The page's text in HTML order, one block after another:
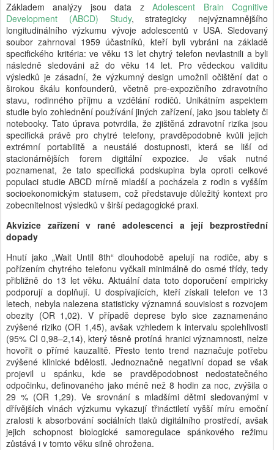
Základem analýzy jsou data zAdolescent Brain Cognitive
Development (ABCD) Study, strategicky nejvýznamnějšího
longitudinálního výzkumu vývoje adolescentů v USA. Sledovaný
soubor zahrnoval 1959 účastníků, kteří byli vybráni na základě
specifického kritéria: ve věku 13 let chytrý telefon nevlastnili a byli
následně sledováni až do věku 14 let. Pro vědeckou validitu
výsledků je zásadní, že výzkumný design umožnil očištění dat o
širokou škálu konfounderů, včetně pre-expozičního zdravotního
stavu, rodinného příjmu a vzdělání rodičů. Unikátním aspektem
studie bylo zohlednění používání jiných zařízení, jako jsou tablety či
notebooky. Tato úprava potvrdila, že zjištěná zdravotní rizika jsou
specifická právě pro chytré telefony, pravděpodobně kvůli jejich
extrémní portabilitě a neustálé dostupnosti, která se liší od
stacionárnějších forem digitální expozice. Je však nutné
poznamenat, že tato specifická podskupina byla oproti celkové
populaci studie ABCD mírně mladší a pocházela z rodin s vyšším
socioekonomickým statusem, což představuje důležitý kontext pro
zobecnitelnost výsledků v širší pedagogické praxi.
Akvizice zařízení v rané adolescenci a její bezprostřední
dopady
Hnutí jako „Wait Until 8th“ dlouhodobě apelují na rodiče, aby s
pořízením chytrého telefonu vyčkali minimálně do osmé třídy, tedy
přibližně do 13 let věku. Aktuální data toto doporučení empiricky
podporují a doplňují. U dospívajících, kteří získali telefon ve 13
letech, nebyla nalezena statisticky významná souvislost s rozvojem
obezity (OR 1,02). V případě deprese bylo sice zaznamenáno
zvýšené riziko (OR 1,45), avšak vzhledem k intervalu spolehlivosti
(95% CI 0,98–2,14), který těsně protíná hranici významnosti, nelze
hovořit o přímé kauzalitě. Přesto tento trend naznačuje potřebu
zvýšené klinické bdělosti. Jednoznačně negativní dopad se však
projevil u spánku, kde se pravděpodobnost nedostatečného
odpočinku, definovaného jako méně než 8 hodin za noc, zvýšila o
29 % (OR 1,29). Ve srovnání s mladšími dětmi sledovanými v
dřívějších vlnách výzkumu vykazují třináctiletí vyšší míru emoční
zralosti k absorbování sociálních tlaků digitálního prostředí, avšak
jejich schopnost biologické samoregulace spánkového režimu
zůstává i v tomto věku silně ohrožena.